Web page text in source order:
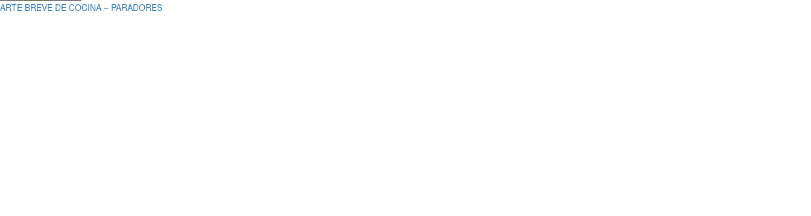
ARTE BREVE DE COCINA – PARADORES